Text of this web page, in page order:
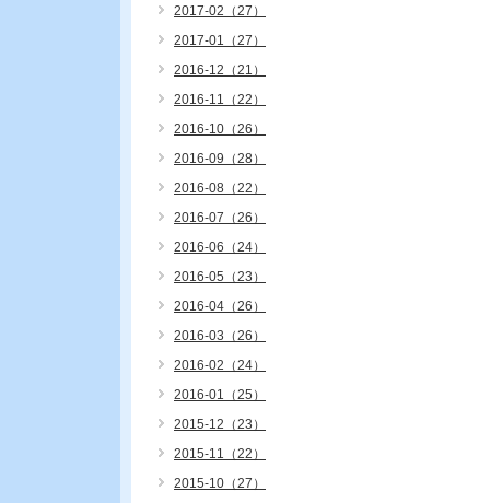
2017-02（27）
2017-01（27）
2016-12（21）
2016-11（22）
2016-10（26）
2016-09（28）
2016-08（22）
2016-07（26）
2016-06（24）
2016-05（23）
2016-04（26）
2016-03（26）
2016-02（24）
2016-01（25）
2015-12（23）
2015-11（22）
2015-10（27）